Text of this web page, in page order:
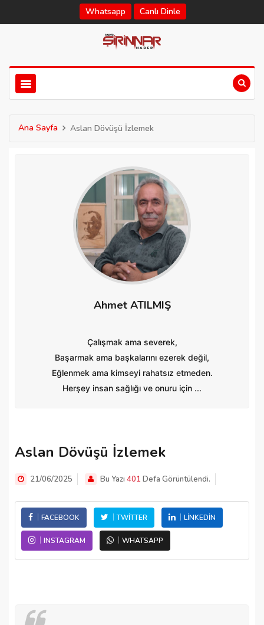
Whatsapp Canlı Dinle
Ana Sayfa Aslan Dövüşü İzlemek
Ahmet ATILMIŞ
Çalışmak ama severek,
Başarmak ama başkalarını ezerek değil,
Eğlenmek ama kimseyi rahatsız etmeden.
Herşey insan sağlığı ve onuru için ...
Aslan Dövüşü İzlemek
21/06/2025 Bu Yazı 401 Defa Görüntülendi.
FACEBOOK TWITTER LINKEDIN
INSTAGRAM WHATSAPP